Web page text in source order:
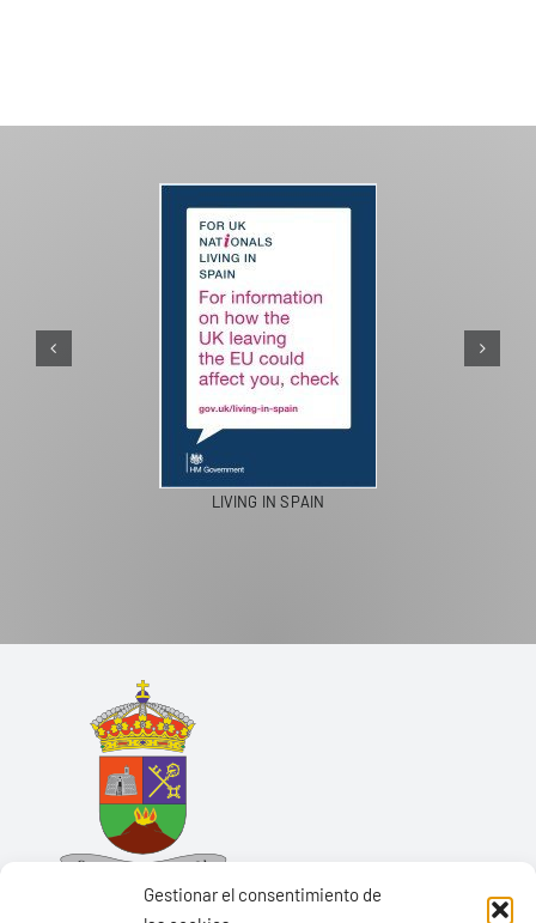
Gestionar el consentimiento de
LIVING IN SPAIN